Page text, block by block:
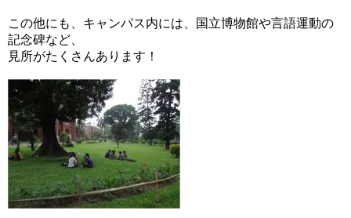
この他にも、キャンパス内には、国立博物館や言語運動の
記念碑など、
見所がたくさんあります！